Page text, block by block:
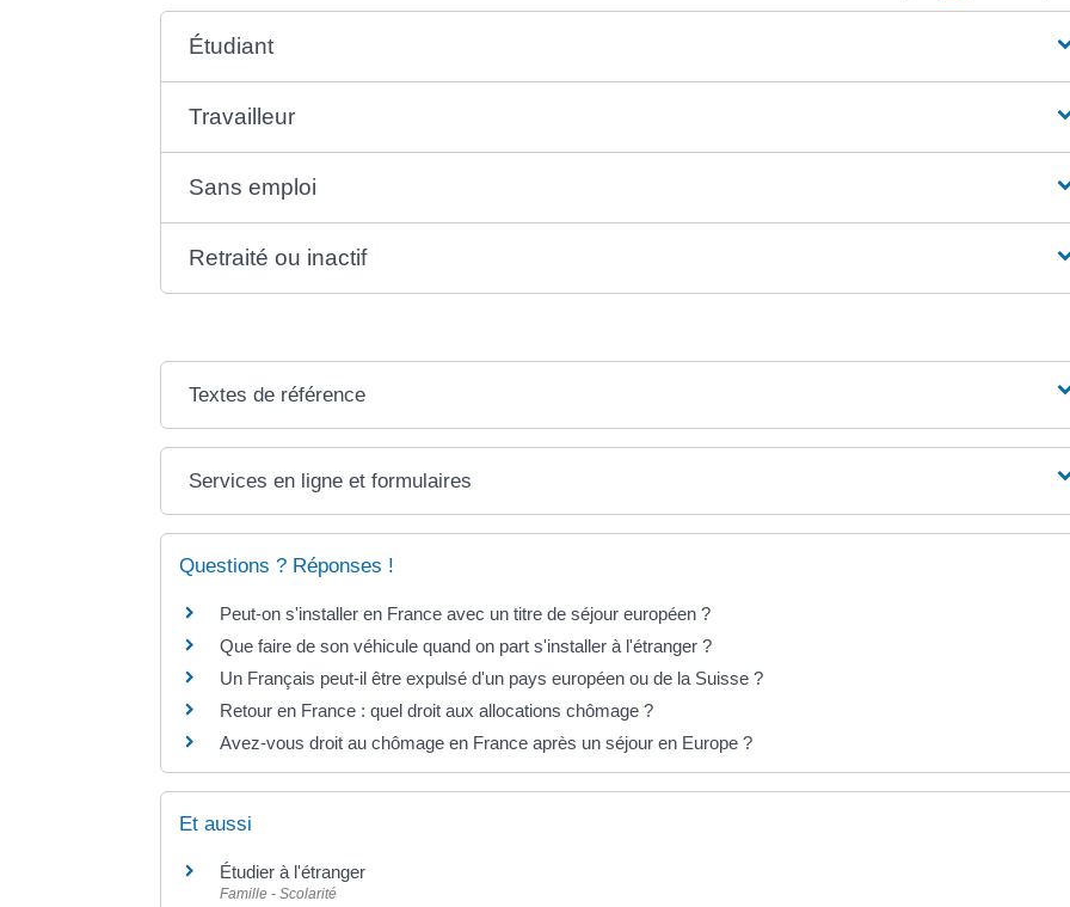
Étudiant
Travailleur
Sans emploi
Retraité ou inactif
Textes de référence
Services en ligne et formulaires
Questions ? Réponses !
Peut-on s'installer en France avec un titre de séjour européen ?
Que faire de son véhicule quand on part s'installer à l'étranger ?
Un Français peut-il être expulsé d'un pays européen ou de la Suisse ?
Retour en France : quel droit aux allocations chômage ?
Avez-vous droit au chômage en France après un séjour en Europe ?
Et aussi
Étudier à l'étranger
Famille - Scolarité